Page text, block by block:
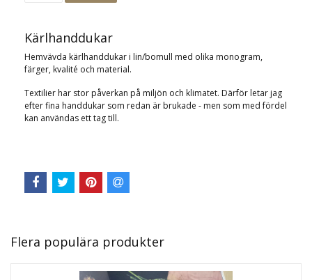
Kärlhanddukar
Hemvävda kärlhanddukar i lin/bomull med olika monogram,
färger, kvalité och material.
Textilier har stor påverkan på miljön och klimatet. Därför letar jag
efter fina handdukar som redan är brukade - men som med fördel
kan användas ett tag till.
Flera populära produkter